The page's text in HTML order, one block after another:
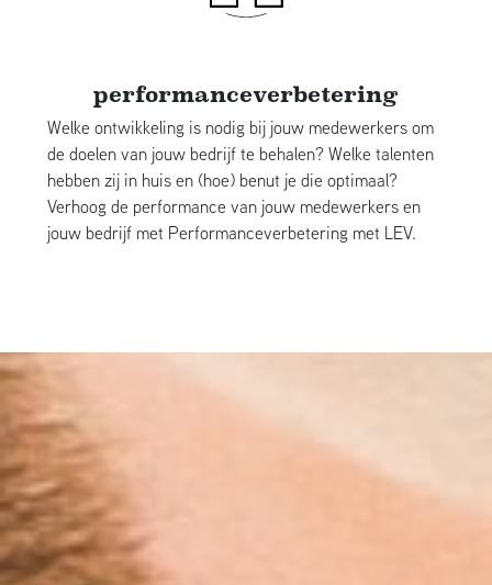
performanceverbetering
Welke ontwikkeling is nodig bij jouw medewerkers om
de doelen van jouw bedrijf te behalen? Welke talenten
hebben zij in huis en (hoe) benut je die optimaal?
Verhoog de performance van jouw medewerkers en
jouw bedrijf met Performanceverbetering met LEV.